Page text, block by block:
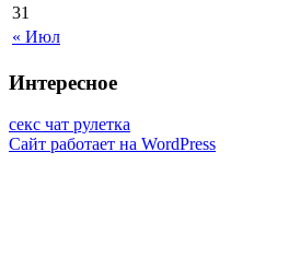
« Июл
31
Интересное
секс чат рулетка
Сайт работает на WordPress